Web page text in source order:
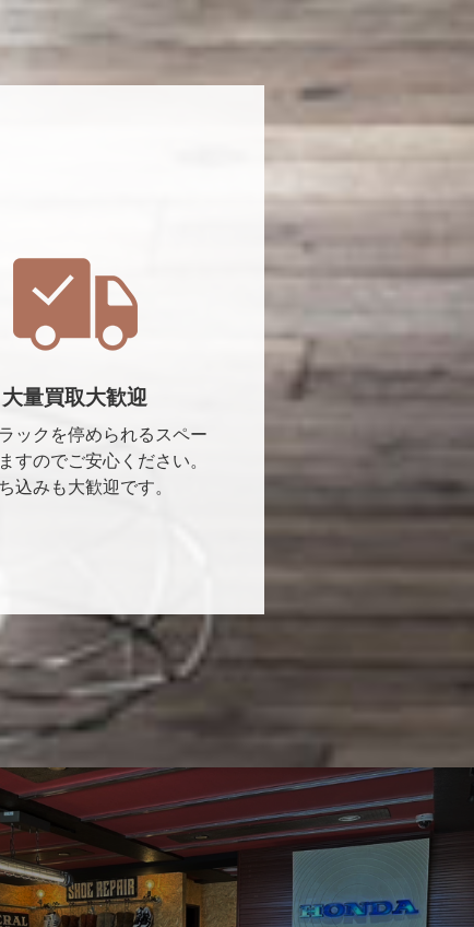
大量買取大歓迎
ックを停められるスペー
すのでご安心ください。
込みも大歓迎です。